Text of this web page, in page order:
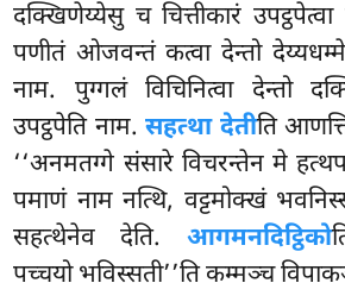
दक्खिणेय्येसु च चित्तीकारं
पणीतं ओजवन्तं कत्वा देन्तो देय्यधम्मे
नाम. पुग्गलं विचिनित्वा देन्तो
उपट्ठपेति नाम.सहत्था देतीति
‘‘अनमतग्गे संसारे विचरन्तेन मे
पमाणं नाम नत्थि, वट्टमोक्खं
सहत्थेनेव देति. आगमनदिट्ठिको
पच्चयो भविस्सती’’ति कम्मञ्च